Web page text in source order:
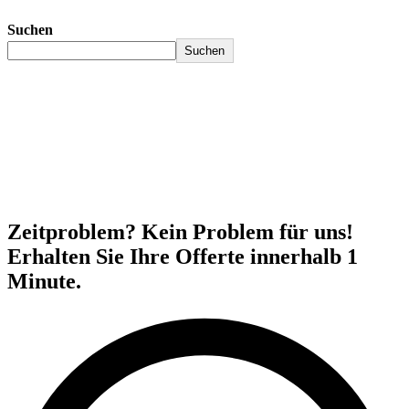
Suchen
Suchen
Zeitproblem? Kein Problem für uns!
Erhalten Sie Ihre Offerte innerhalb 1
Minute.